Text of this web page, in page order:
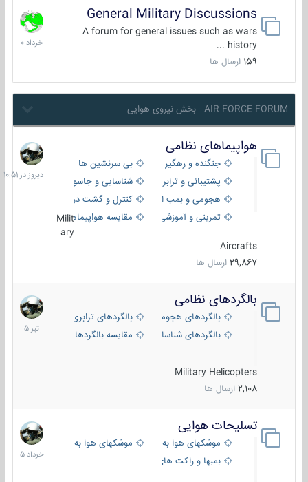
General Military Discussions
A forum for general issues such as wars
history ...
159 ارسال ها
10
خرداد
1400
AIR FORCE FORUM - بخش نیروی هوایی
هواپیماهای نظامی
جنگنده و رهگیر
بی سرنشین ها
پشتیبانی و ترابری
شناسایی و جاسوسی
هجومی و بمب افکن
کنترل و گشت دریایی
تمرینی و آموزشی
مقایسه هواپیماهاMilit
ary
Aircrafts
29,867 ارسال ها
دیروز
در
10:51
بالگردهای نظامی
بالگردهای هجومی
بالگردهای ترابری
بالگردهای شناسایی
مقایسه بالگردها
Military Helicopters
2,108 ارسال ها
22
تیر
1405
تسلیحات هوایی
موشکهای هوا به هوا
موشکهای هوا به سطح
بمبها و راکت های هوایی
30
خرداد
1405